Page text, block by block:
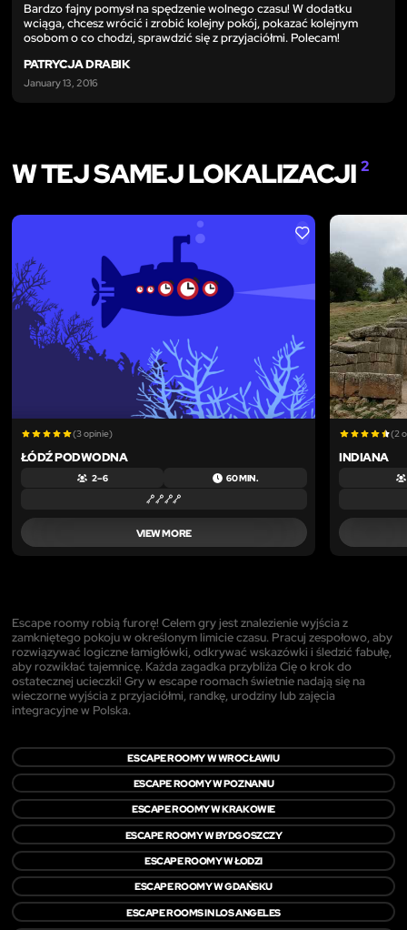
Bardzo fajny pomysł na spędzenie wolnego czasu! W dodatku
wciąga, chcesz wrócić i zrobić kolejny pokój, pokazać kolejnym
osobom o co chodzi, sprawdzić się z przyjaciółmi. Polecam!
PATRYCJA DRABIK
January 13, 2016
W TEJ SAMEJ LOKALIZACJI 2
LIKE
(3 opinie)
ŁÓDŹ PODWODNA
2 – 6 60 MIN.
VIEW MORE
(2
INDIANA
Escape roomy robią furorę! Celem gry jest znalezienie wyjścia z
zamkniętego pokoju w określonym limicie czasu. Pracuj zespołowo, aby
rozwiązywać logiczne łamigłówki, odkrywać wskazówki i śledzić fabułę,
aby rozwikłać tajemnicę. Każda zagadka przybliża Cię o krok do
ostatecznej ucieczki! Gry w escape roomach świetnie nadają się na
wieczorne wyjścia z przyjaciółmi, randkę, urodziny lub zajęcia
integracyjne w Polska.
ESCAPE ROOMY W WROCŁAWIU
ESCAPE ROOMY W POZNANIU
ESCAPE ROOMY W KRAKOWIE
ESCAPE ROOMY W BYDGOSZCZY
ESCAPE ROOMY W ŁODZI
ESCAPE ROOMY W GDAŃSKU
ESCAPE ROOMS IN LOS ANGELES